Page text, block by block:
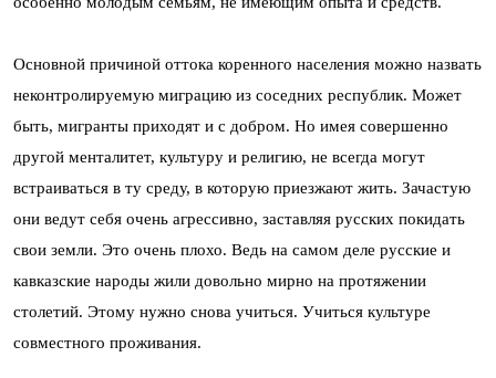
Основной причиной оттока коренного населения можно назвать
неконтролируемую миграцию из соседних республик. Может
быть, мигранты приходят и с добром. Но имея совершенно
другой менталитет, культуру и религию, не всегда могут
встраиваться в ту среду, в которую приезжают жить. Зачастую
они ведут себя очень агрессивно, заставляя русских покидать
свои земли. Это очень плохо. Ведь на самом деле русские и
кавказские народы жили довольно мирно на протяжении
столетий. Этому нужно снова учиться. Учиться культуре
совместного проживания.